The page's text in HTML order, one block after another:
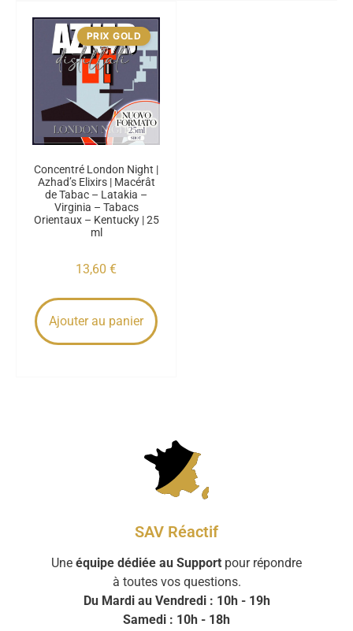
PRIX GOLD
Concentré London Night |
Azhad’s Elixirs | Macérât
de Tabac – Latakia –
Virginia – Tabacs
Orientaux – Kentucky | 25
ml
13,60 €
Ajouter au panier
SAV Réactif
Une équipe dédiée au Support pour répondre
à toutes vos questions.
Du Mardi au Vendredi : 10h - 19h
Samedi : 10h - 18h